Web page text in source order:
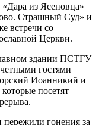
из Ясеновца»
Страшный Суд» и
встречи со
Церкви.
здании ПСТГУ
гостями
Иоанникий и
посетят
гонения за